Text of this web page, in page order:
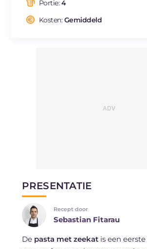
Portie:4
Kosten:Gemiddeld
PRESENTATIE
Recept door
Sebastian Fitarau
De pasta met zeekatis een